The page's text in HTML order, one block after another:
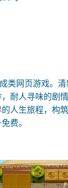
网页游戏。清
耐人寻味的剧
人生旅程，构
费。